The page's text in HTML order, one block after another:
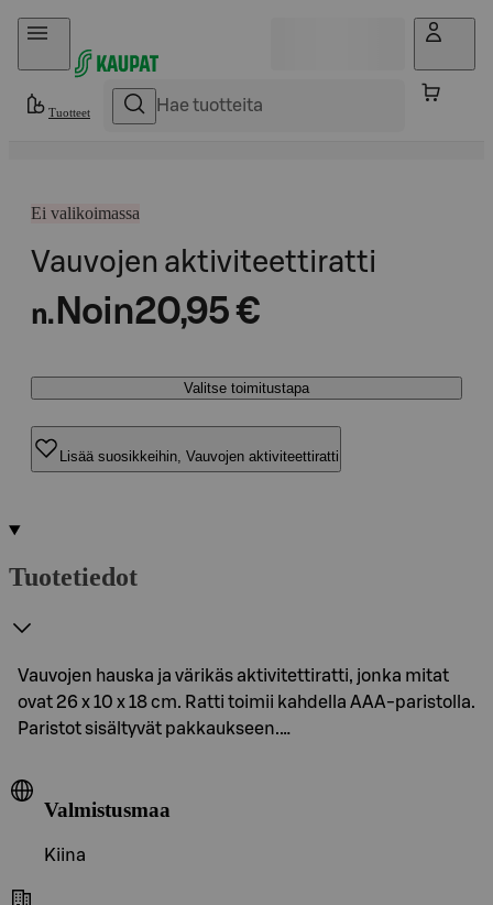
Hyppää sisältöön
Tuotteet
Ei valikoimassa
Vauvojen aktiviteettiratti
n. Noin20,95 €
Valitse toimitustapa
Lisää suosikkeihin, Vauvojen aktiviteettiratti
Tuotetiedot
Vauvojen hauska ja värikäs aktivitettiratti, jonka mitat
ovat 26 x 10 x 18 cm. Ratti toimii kahdella AAA-paristolla.
Paristot sisältyvät pakkaukseen.…
Valmistusmaa
Kiina